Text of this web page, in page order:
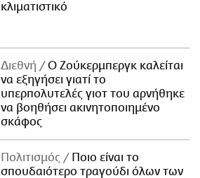
κλιματιστικό
Διεθνή
Ο Ζούκερμπεργκ καλείται
να εξηγήσει γιατί το
υπερπολυτελές γιοτ του αρνήθηκε
να βοηθήσει ακινητοποιημένο
σκάφος
Πολιτισμός
Ποιο είναι το
σπουδαιότερο τραγούδι όλων των